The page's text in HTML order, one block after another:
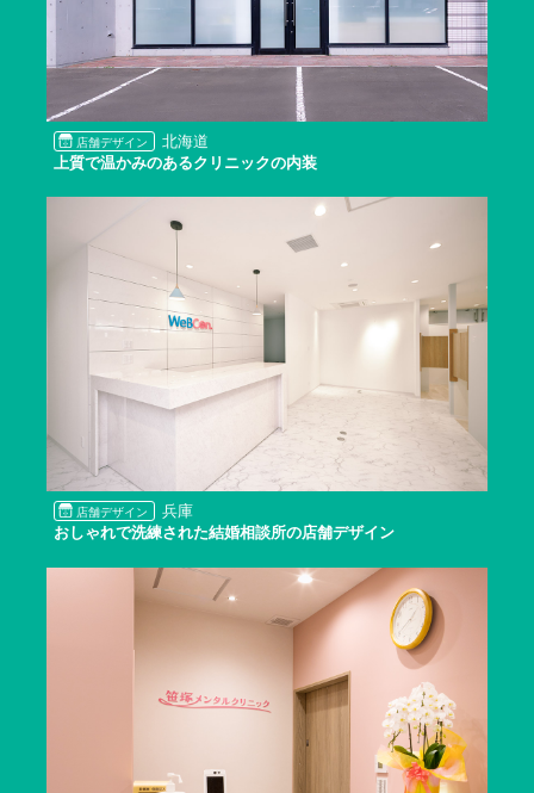
店舗デザイン 北海道
上質で温かみのあるクリニックの内装
店舗デザイン 兵庫
おしゃれで洗練された結婚相談所の店舗デザイン